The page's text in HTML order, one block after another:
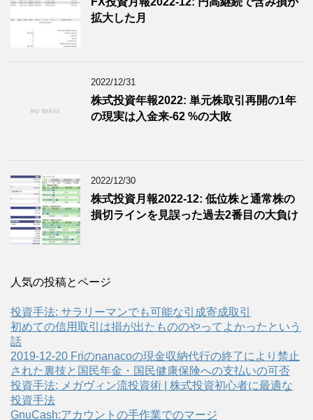
拡大した月
2022/12/31
株式投資年報2022: 単元株取引再開の1年
の現実は入金来-62 %の大敗
2022/12/30
株式投資月報2022-12: 低位株と通常株の
損切ラインを見誤った過去2番目の大負け
人気の投稿とページ
投資手法: サラリーマンでも可能な引成寄成取引
初めての信用取引は損が出たもののやってよかったという
話
2019-12-20 Friのnanacoの現金収納代行の終了により禁止
された裏技と国民年金・国民健康保険への支払いの可否
投資手法: メガヴィン流投資術 | 株式投資初心者に最適な
投資手法
GnuCash:アカウントの手作業でのマージ